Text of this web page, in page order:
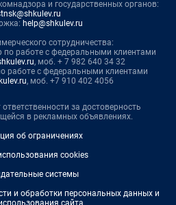
и государственных органов:
help@shkulev.ru
сотрудничества:
работе с федеральными клиентами
, моб. + 7 982 640 34 32
работе с федеральными клиентами
, моб. +7 910 402 4056
за достоверность
в рекламных объявлениях.
об ограничениях
cookies
системы
и обработки персональных данных и
сайта